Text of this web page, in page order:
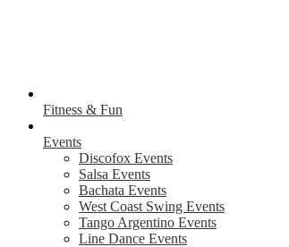
Fitness & Fun
Events
Discofox Events
Salsa Events
Bachata Events
West Coast Swing Events
Tango Argentino Events
Line Dance Events